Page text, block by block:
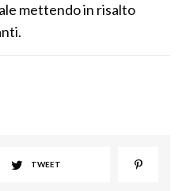
mettendo in risalto
TWEET